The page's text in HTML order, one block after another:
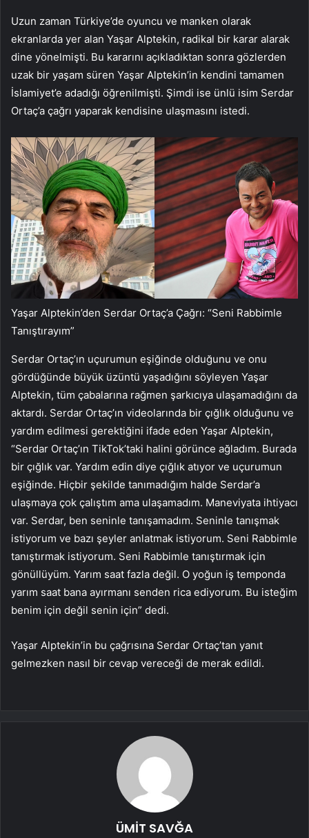
Uzun zaman Türkiye’de oyuncu ve manken olarak
ekranlarda yer alan Yaşar Alptekin, radikal bir karar alarak
dine yönelmişti. Bu kararını açıkladıktan sonra gözlerden
uzak bir yaşam süren Yaşar Alptekin’in kendini tamamen
İslamiyet’e adadığı öğrenilmişti. Şimdi ise ünlü isim Serdar
Ortaç’a çağrı yaparak kendisine ulaşmasını istedi.
Yaşar Alptekin’den Serdar Ortaç’a Çağrı: “Seni Rabbimle
Tanıştırayım”
Serdar Ortaç’ın uçurumun eşiğinde olduğunu ve onu
gördüğünde büyük üzüntü yaşadığını söyleyen Yaşar
Alptekin, tüm çabalarına rağmen şarkıcıya ulaşamadığını da
aktardı. Serdar Ortaç’ın videolarında bir çığlık olduğunu ve
yardım edilmesi gerektiğini ifade eden Yaşar Alptekin,
“Serdar Ortaç’ın TikTok’taki halini görünce ağladım. Burada
bir çığlık var. Yardım edin diye çığlık atıyor ve uçurumun
eşiğinde. Hiçbir şekilde tanımadığım halde Serdar’a
ulaşmaya çok çalıştım ama ulaşamadım. Maneviyata ihtiyacı
var. Serdar, ben seninle tanışamadım. Seninle tanışmak
istiyorum ve bazı şeyler anlatmak istiyorum. Seni Rabbimle
tanıştırmak istiyorum. Seni Rabbimle tanıştırmak için
gönüllüyüm. Yarım saat fazla değil. O yoğun iş temponda
yarım saat bana ayırmanı senden rica ediyorum. Bu isteğim
benim için değil senin için” dedi.
Yaşar Alptekin’in bu çağrısına Serdar Ortaç’tan yanıt
gelmezken nasıl bir cevap vereceği de merak edildi.
ÜMİT SAVĞA